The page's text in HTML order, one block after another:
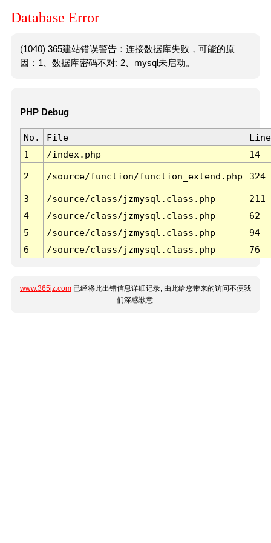
Database Error
(1040) 365建站错误警告：连接数据库失败，可能的原
因：1、数据库密码不对; 2、mysql未启动。
PHP Debug
No. File
Line
1
/index.php 14
2 /source/function/function_extend.php 324
3 /source/class/jzmysql.class.php
211
4
/source/class/jzmysql.class.php
62
5
/source/class/jzmysql.class.php
94
6
/source/class/jzmysql.class.php 76
www.365jz.com 已经将此出错信息详细记录, 由此给您带来的访问不便我
们深感歉意.